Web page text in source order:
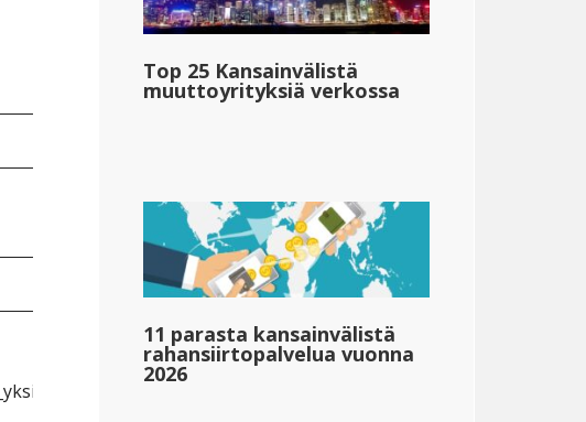
{{mpg_valtio_henkilökohtainen_veroaste_alue_2}}
&dollar;72,190
Top 25 Kansainvälistä
muuttoyrityksiä verkossa
11 parasta kansainvälistä
rahansiirtopalvelua vuonna
2026